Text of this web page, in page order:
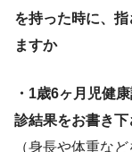
を持った時に、
ますか
・1歳6ヶ月児健
診結果をお書き下
（身長や体重な